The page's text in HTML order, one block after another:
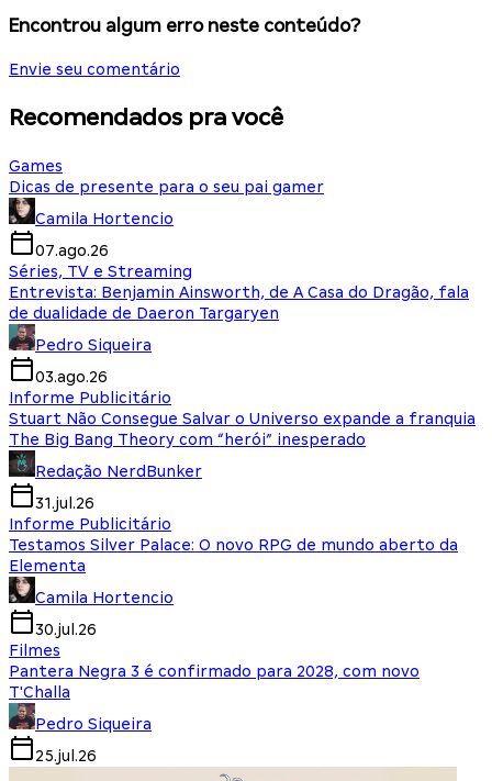
Encontrou algum erro neste conteúdo?
Envie seu comentário
Recomendados pra você
Games
Dicas de presente para o seu pai gamer
Camila Hortencio
07.ago.26
Séries, TV e Streaming
Entrevista: Benjamin Ainsworth, de A Casa do Dragão, fala
de dualidade de Daeron Targaryen
Pedro Siqueira
03.ago.26
Informe Publicitário
Stuart Não Consegue Salvar o Universo expande a franquia
The Big Bang Theory com “herói” inesperado
Redação NerdBunker
31.jul.26
Informe Publicitário
Testamos Silver Palace: O novo RPG de mundo aberto da
Elementa
Camila Hortencio
30.jul.26
Filmes
Pantera Negra 3 é confirmado para 2028, com novo
T'Challa
Pedro Siqueira
25.jul.26